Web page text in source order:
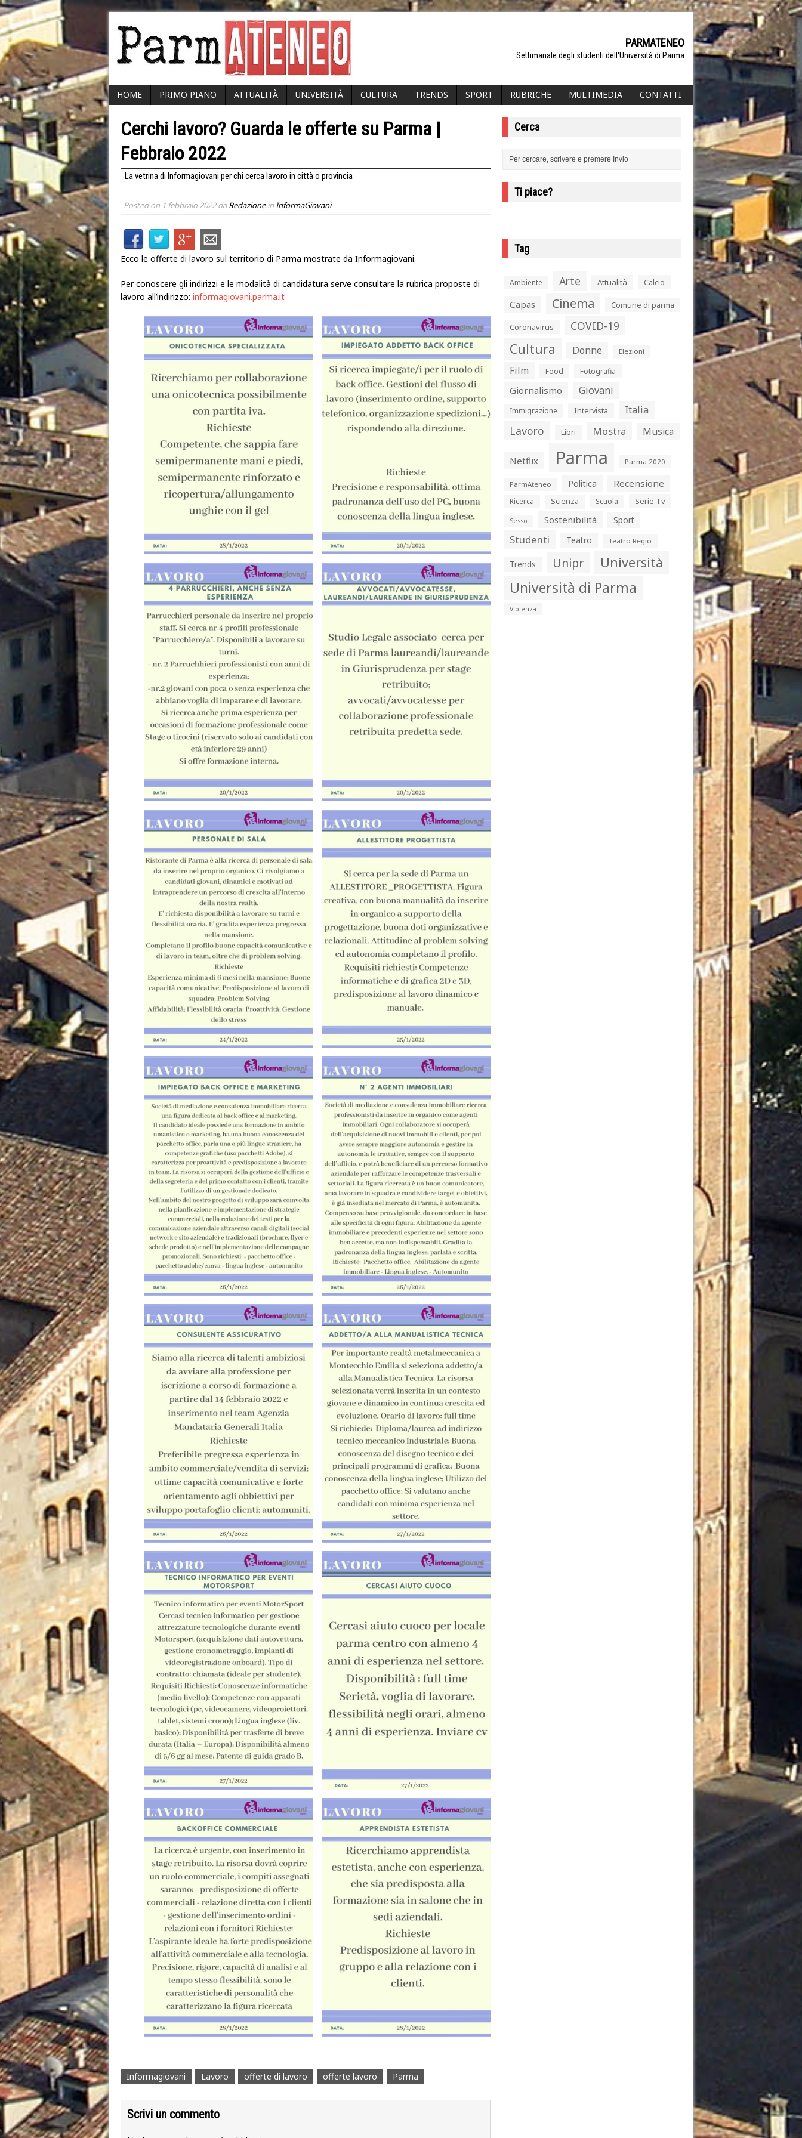
PARMATENEO
Settimanale degli studenti dell'Università di Parma
HOME PRIMO PIANO ATTUALITÀ UNIVERSITÀ CULTURA TRENDS SPORT RUBRICHE MULTIMEDIA CONTATTI
Cerchi lavoro? Guarda le offerte su Parma |
Febbraio 2022
La vetrina di Informagiovani per chi cerca lavoro in città o provincia
Posted on 1 febbraio 2022daRedazioneinInformaGiovani
Ecco le offerte di lavoro sul territorio di Parma mostrate da Informagiovani.
Per conoscere gli indirizzi e le modalità di candidatura serve consultare la rubrica proposte di
lavoro all’indirizzo: informagiovani.parma.it
Informagiovani Lavoro offerte di lavoro offerte lavoro Parma
Scrivi un commento
Cerca
Ti piace?
Tag
Ambiente Arte Attualità Calcio
Capas Cinema Comune di parma
Coronavirus COVID-19
Cultura Donne Elezioni
Film Food Fotografia
Giornalismo Giovani
Immigrazione Intervista Italia
Lavoro Libri Mostra Musica
Netflix Parma Parma 2020
ParmAteneo Politica Recensione
Ricerca Scienza Scuola Serie Tv
Sesso Sostenibilità Sport
Studenti Teatro Teatro Regio
Trends Unipr Università
Università di Parma
Violenza